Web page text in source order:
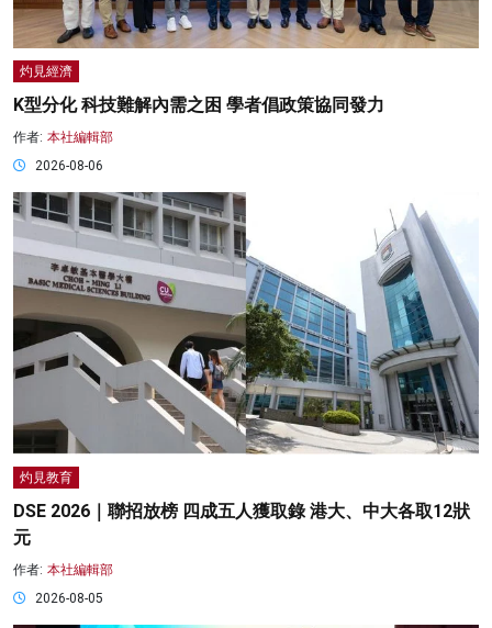
灼見經濟
K型分化 科技難解內需之困 學者倡政策協同發力
作者: 本社編輯部
2026-08-06
灼見教育
DSE 2026｜聯招放榜 四成五人獲取錄 港大、中大各取12狀
元
作者: 本社編輯部
2026-08-05